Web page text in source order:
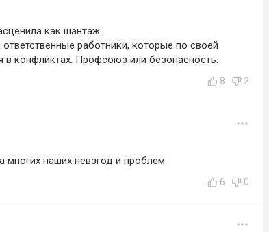
как шантаж.
работники, которые по своей
в конфликтах. Профсоюз или безопасность.
8 2
наших невзгод и проблем
6 0